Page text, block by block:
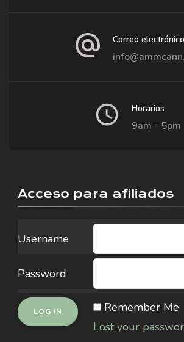
Correo electrónico
Horarios
9am - 5pm
Acceso para afiliados
Username
Password
Remember Me
Lost your